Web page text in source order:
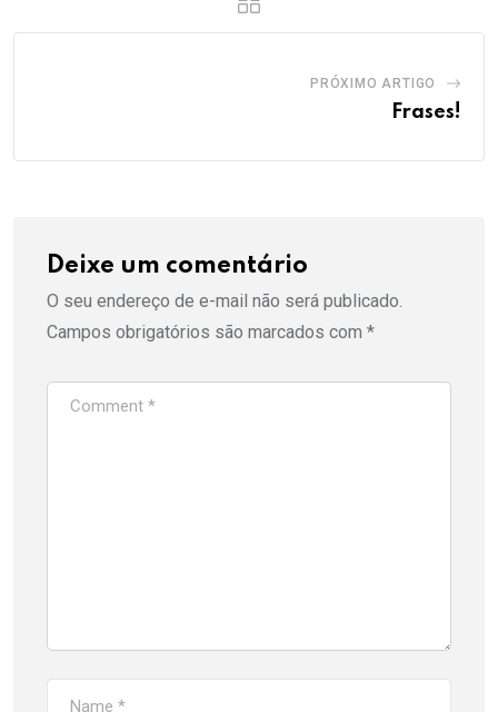
PRÓXIMO ARTIGO
Frases!
Deixe um comentário
O seu endereço de e-mail não será publicado.
Campos obrigatórios são marcados com *